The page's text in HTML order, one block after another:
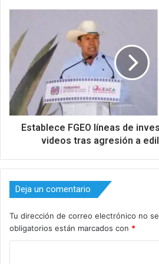
Establece FGEO líneas de
videos tras agresión a
Deja un comentario
Tu dirección de correo electrónico no
obligatorios están marcados con *